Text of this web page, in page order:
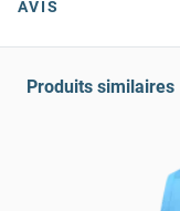
AVIS
Produits similaires